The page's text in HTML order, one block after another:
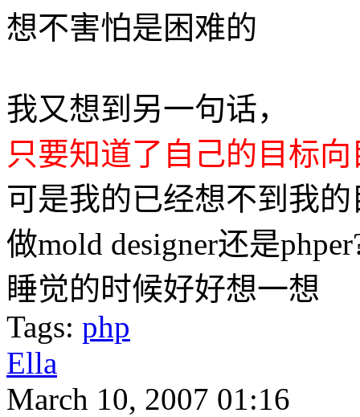
想不害怕是困难的
我又想到另一句话，
只要知道了自己的目标
可是我的已经想不到我的
做mold designer还是
睡觉的时候好好想一想
Tags: php
Ella
March 10, 2007 01:16